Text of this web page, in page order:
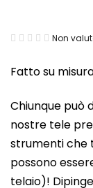
Fatto su
Chiunque può
nostre tele
strumenti che
possono
telaio)!
La
media
è
0,0
su
Non